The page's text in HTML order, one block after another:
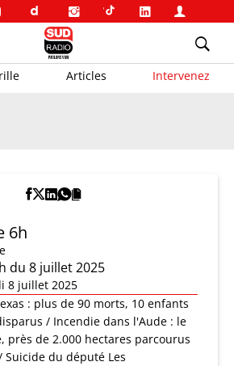
Articles Intervenez
6h
du 8 juillet 2025
8 juillet 2025
: plus de 90 morts, 10 enfants
/ Incendie dans l'Aude : le
près de 2.000 hectares parcourus
Suicide du député Les